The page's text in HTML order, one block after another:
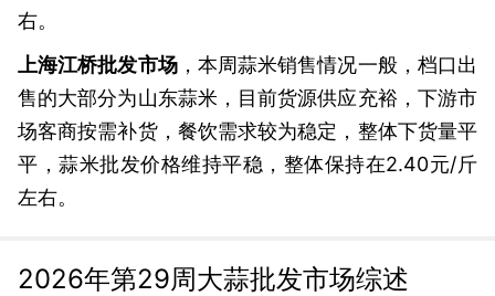
右。
上海江桥批发市场，本周蒜米销售情况一般，档口出
售的大部分为山东蒜米，目前货源供应充裕，下游市
场客商按需补货，餐饮需求较为稳定，整体下货量平
平，蒜米批发价格维持平稳，整体保持在2.40元/斤
左右。
2026年第29周大蒜批发市场综述